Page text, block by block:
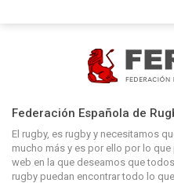
Federación Española de
El rugby, es rugby y necesitamos
mucho más y es por ello por lo
web en la que deseamos que
rugby puedan encontrar todo lo